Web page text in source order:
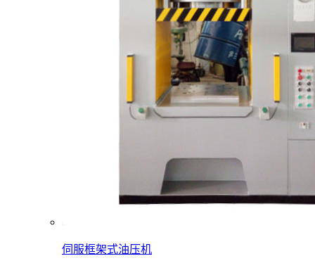
伺服框架式油压机